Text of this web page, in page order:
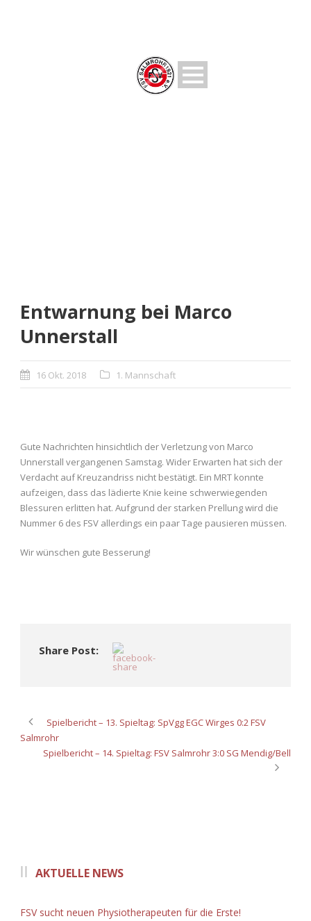
Entwarnung bei Marco
Unnerstall
16 Okt. 2018 1. Mannschaft
Gute Nachrichten hinsichtlich der Verletzung von Marco
Unnerstall vergangenen Samstag. Wider Erwarten hat sich der
Verdacht auf Kreuzandriss nicht bestätigt. Ein MRT konnte
aufzeigen, dass das lädierte Knie keine schwerwiegenden
Blessuren erlitten hat. Aufgrund der starken Prellung wird die
Nummer 6 des FSV allerdings ein paar Tage pausieren müssen.
Wir wünschen gute Besserung!
Share Post:
Spielbericht – 13. Spieltag: SpVgg EGC Wirges 0:2 FSV
Salmrohr
Spielbericht – 14. Spieltag: FSV Salmrohr 3:0 SG Mendig/Bell
AKTUELLE NEWS
FSV sucht neuen Physiotherapeuten für die Erste!